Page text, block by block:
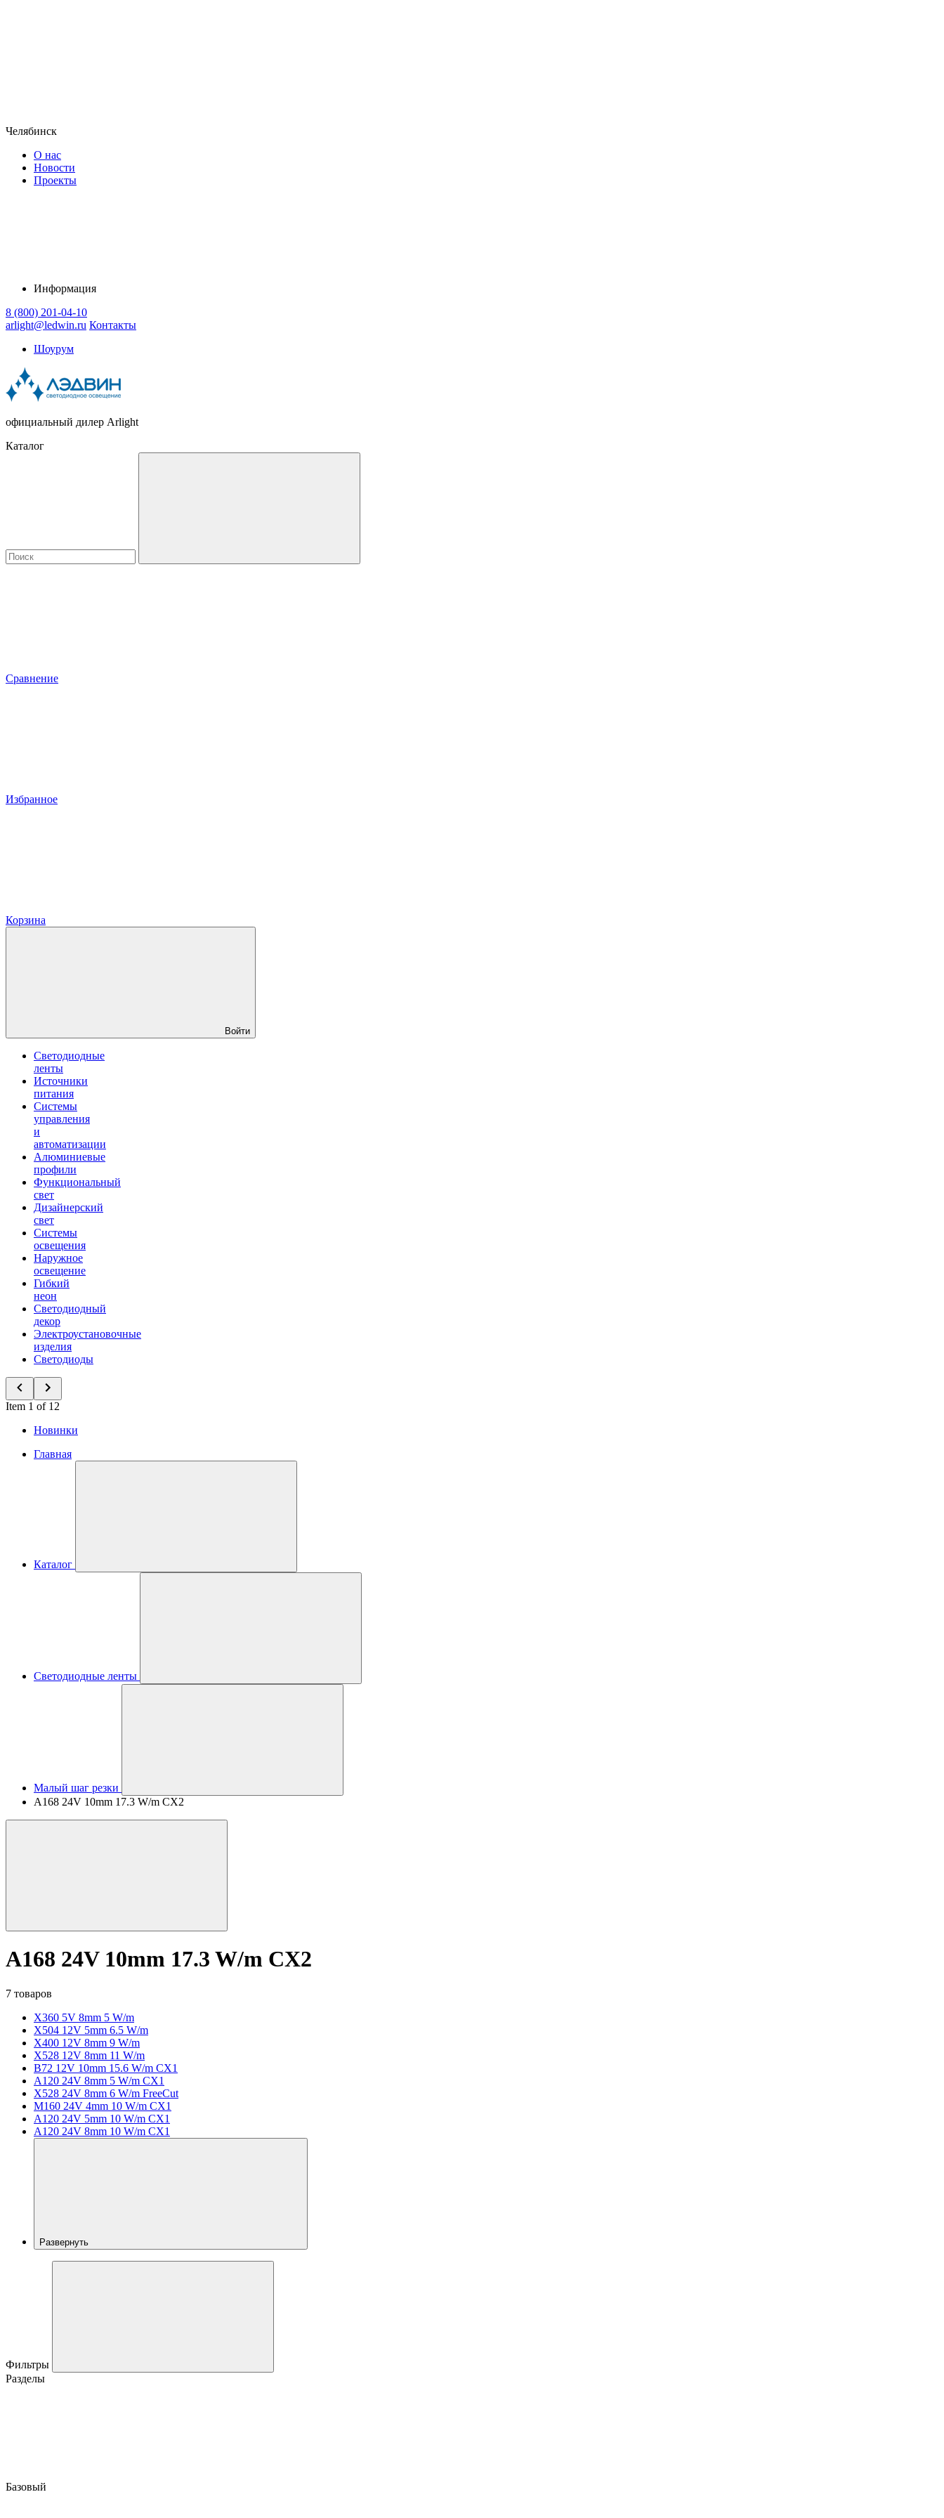
Челябинск
О нас
Новости
Проекты
Информация
8 (800) 201-04-10
arlight@ledwin.ru Контакты
Шоурум
официальный дилер Arlight
Каталог
Сравнение
Избранное
Корзина
Войти
Светодиодные
ленты
Источники
питания
Системы
управления
и
автоматизации
Алюминиевые
профили
Функциональный
свет
Дизайнерский
свет
Системы
освещения
Наружное
освещение
Гибкий
неон
Светодиодный
декор
Электроустановочные
изделия
Светодиоды
Item 1 of 12
Новинки
Главная
Каталог
Светодиодные ленты
Малый шаг резки
A168 24V 10mm 17.3 W/m CX2
A168 24V 10mm 17.3 W/m CX2
7 товаров
X360 5V 8mm 5 W/m
X504 12V 5mm 6.5 W/m
X400 12V 8mm 9 W/m
X528 12V 8mm 11 W/m
B72 12V 10mm 15.6 W/m CX1
A120 24V 8mm 5 W/m CX1
X528 24V 8mm 6 W/m FreeCut
M160 24V 4mm 10 W/m CX1
A120 24V 5mm 10 W/m CX1
A120 24V 8mm 10 W/m CX1
Развернуть
Фильтры
Разделы
Базовый